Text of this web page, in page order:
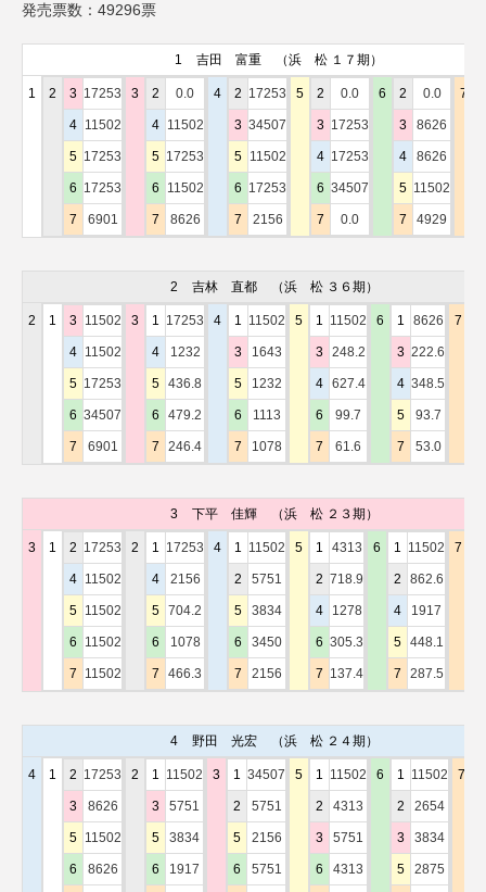
発売票数：49296票
1 吉田 富重 （浜 松 １７期）
1 2 3 17253
4 11502
5 17253
6 17253
7 6901
3 2 0.0
4 11502
5 17253
6 11502
7 8626
4 2 17253
3 34507
5 11502
6 17253
7 2156
5 2 0.0
3 17253
4 17253
6 34507
7 0.0
6 2 0.0
3 8626
4 8626
5 11502
7 4929
7
2 吉林 直都 （浜 松 ３６期）
2 1 3 11502
4 11502
5 17253
6 34507
7 6901
3 1 17253
4 1232
5 436.8
6 479.2
7 246.4
4 1 11502
3 1643
5 1232
6 1113
7 1078
5 1 11502
3 248.2
4 627.4
6 99.7
7 61.6
6 1 8626
3 222.6
4 348.5
5 93.7
7 53.0
7
3 下平 佳輝 （浜 松 ２３期）
3 1 2 17253
4 11502
5 11502
6 11502
7 11502
2 1 17253
4 2156
5 704.2
6 1078
7 466.3
4 1 11502
2 5751
5 3834
6 3450
7 2156
5 1 4313
2 718.9
4 1278
6 305.3
7 137.4
6 1 11502
2 862.6
4 1917
5 448.1
7 287.5
7
4 野田 光宏 （浜 松 ２４期）
4 1 2 17253
3 8626
5 11502
6 8626
2 1 11502
3 5751
5 3834
6 1917
3 1 34507
2 5751
5 2156
6 5751
5 1 11502
2 4313
3 5751
6 4313
6 1 11502
2 2654
3 3834
5 2875
7